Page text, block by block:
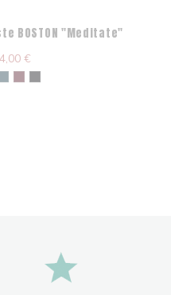
BOSTON "Meditate"
€